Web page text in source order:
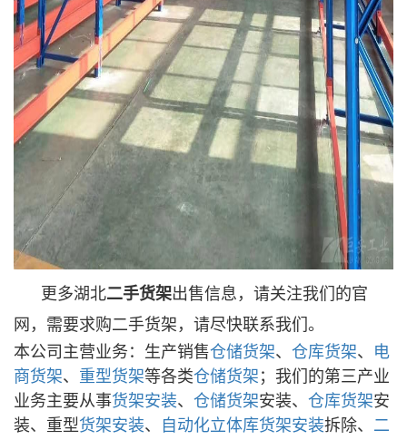
更多湖北二手货架出售信息，请关注我们的官
网，需要求购二手货架，请尽快联系我们。
本公司主营业务：生产销售仓储货架、 仓库货架、 电
商货架、 重型货架等各类仓储货架 ；我们的第三产业
业务主要从事货架安装、 仓储货架安装、 仓库货架安
装、 重型货架安装、 自动化立体库货架安装拆除、 二